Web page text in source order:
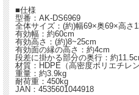
■仕様
型番：AK-DS6969
全体サイズ：(約)幅69×奥69×高さ
有効幅：約60cm
有効高さ：(約)8~25cm
有効面の縁の高さ：約4cm
段差に掛かる部分の奥行：約
材質：HDPE（高密度ポリエチレン
重量：約3.9kg
耐荷重：450kg
JAN：4535601044918